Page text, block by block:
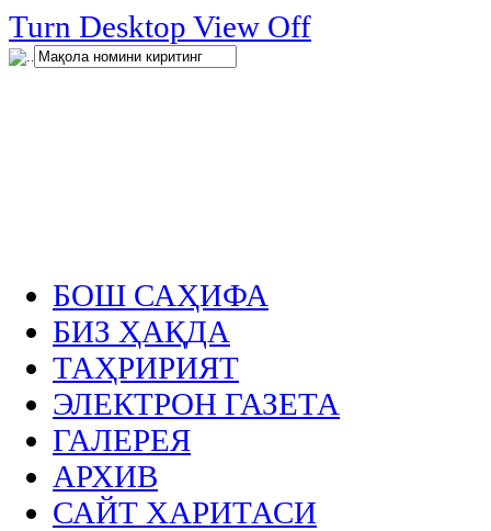
Turn Desktop View Off
.
БОШ САҲИФА
БИЗ ҲАҚДА
ТАҲРИРИЯТ
ЭЛЕКТРОН ГАЗЕТА
ГАЛЕРЕЯ
АРХИВ
САЙТ ХАРИТАСИ